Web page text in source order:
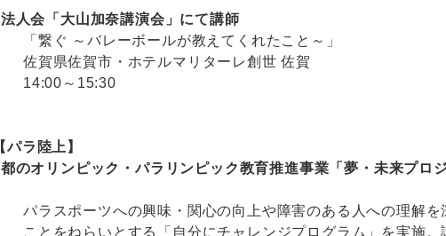
人会「大山加奈講演会」にて講師
「繋ぐ ～バレーボールが教えてくれたこと～」
佐賀県佐賀市・ホテルマリターレ創世 佐賀
14:00～15:30
ラ陸上】
のオリンピック・パラリンピック教育推進事業「夢・未来プロ
パラスポーツへの興味・関心の向上や障害のある人への理解を
ことをねらいとする「自分にチャレンジプログラム」を実施。